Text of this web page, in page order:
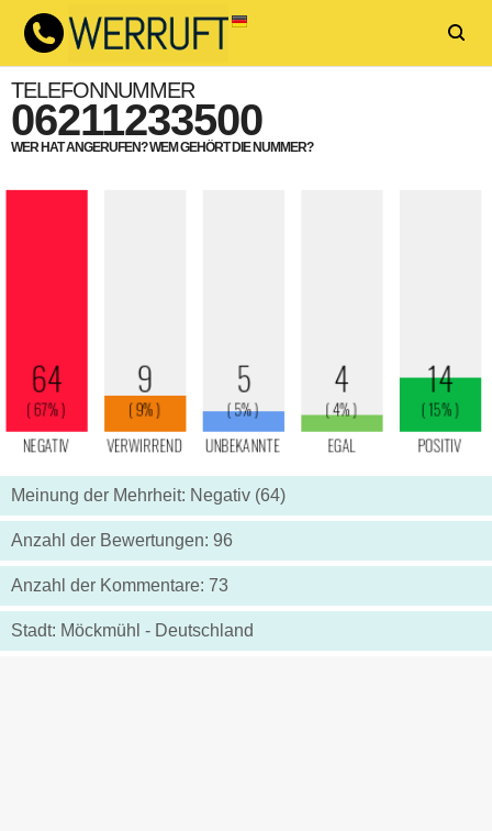
TELEFONNUMMER
06211233500
WER HAT ANGERUFEN? WEM GEHÖRT DIE NUMMER?
Meinung der Mehrheit: Negativ (64)
Anzahl der Bewertungen: 96
Anzahl der Kommentare: 73
Stadt: Möckmühl - Deutschland